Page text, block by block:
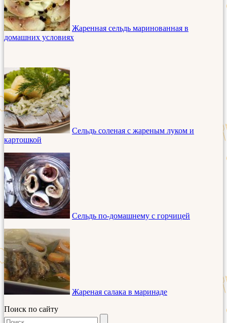
Жаренная сельдь маринованная в
домашних условиях
Сельдь соленая с жареным луком и
картошкой
Сельдь по-домашнему с горчицей
Жареная салака в маринаде
Поиск по сайту